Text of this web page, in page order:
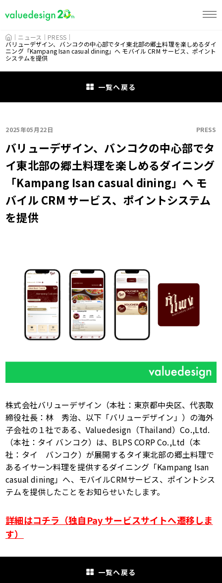
HOMEニュース
PRESS
バリューデザイン、バンコクの中心部でタイ東北部の郷土料理を楽しめるダイ
ニング「Kampang Isan casual dining」へ モバイル CRM サービス、ポイント
システムを提供
一覧へ戻る
2025年05月22日 PRESS
バリューデザイン、バンコクの中心部でタ
イ東北部の郷土料理を楽しめるダイニング
「Kampang Isan casual dining」へ モ
バイル CRM サービス、ポイントシステム
を提供
株式会社バリューデザイン（本社：東京都中央区、代表取
締役社長：林 秀治、以下「バリューデザイン」）の海外
子会社の１社である、 Valuedesign （Thailand）Co.,Ltd.
（本社：タイ バンコク）は、BLPS CORP Co.,Ltd（本
社：タイ バンコク）が展開するタイ東北部の郷土料理で
あるイサーン料理を提供するダイニング「Kampang Isan
casual dining」へ、モバイルCRMサービス、ポイントシス
テムを提供したことをお知らせいたします。
詳細はコチラ（独自Pay サービスサイトへ遷移しま
す）
一覧へ戻る